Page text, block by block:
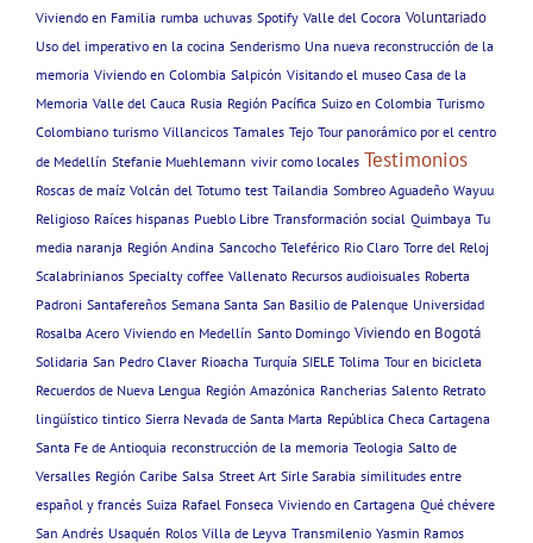
Viviendo en Familia rumba uchuvas Spotify Valle del Cocora Voluntariado
Uso del imperativo en la cocina Senderismo Una nueva reconstrucción de la
memoria Viviendo en Colombia Salpicón Visitando el museo Casa de la
Memoria Valle del Cauca Rusia Región Pacífica Suizo en Colombia Turismo
Colombiano turismo Villancicos Tamales Tejo Tour panorámico por el centro
de Medellín Stefanie Muehlemann vivir como locales Testimonios
Roscas de maíz Volcán del Totumo test Tailandia Sombreo Aguadeño Wayuu
Religioso Raíces hispanas Pueblo Libre Transformación social Quimbaya Tu
media naranja Región Andina Sancocho Teleférico Rio Claro Torre del Reloj
Scalabrinianos Specialty coffee Vallenato Recursos audioisuales Roberta
Padroni Santafereños Semana Santa San Basilio de Palenque Universidad
Rosalba Acero Viviendo en Medellín Santo Domingo Viviendo en Bogotá
Solidaria San Pedro Claver Rioacha Turquía SIELE Tolima Tour en bicicleta
Recuerdos de Nueva Lengua Región Amazónica Rancherias Salento Retrato
lingüístico tintico Sierra Nevada de Santa Marta República Checa Cartagena
Santa Fe de Antioquia reconstrucción de la memoria Teologia Salto de
Versalles Región Caribe Salsa Street Art Sirle Sarabia similitudes entre
español y francés Suiza Rafael Fonseca Viviendo en Cartagena Qué chévere
San Andrés Usaquén Rolos Villa de Leyva Transmilenio Yasmin Ramos